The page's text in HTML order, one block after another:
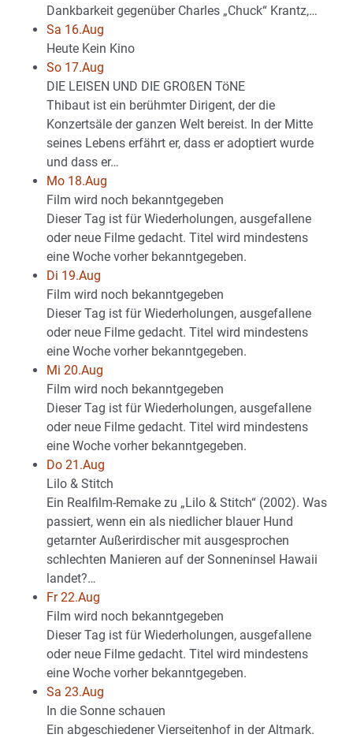
Dankbarkeit gegenüber Charles „Chuck“ Krantz,…
Sa 16.Aug
Heute Kein Kino
So 17.Aug
DIE LEISEN UND DIE GROßEN TöNE
Thibaut ist ein berühmter Dirigent, der die
Konzertsäle der ganzen Welt bereist. In der Mitte
seines Lebens erfährt er, dass er adoptiert wurde
und dass er…
Mo 18.Aug
Film wird noch bekanntgegeben
Dieser Tag ist für Wiederholungen, ausgefallene
oder neue Filme gedacht. Titel wird mindestens
eine Woche vorher bekanntgegeben.
Di 19.Aug
Film wird noch bekanntgegeben
Dieser Tag ist für Wiederholungen, ausgefallene
oder neue Filme gedacht. Titel wird mindestens
eine Woche vorher bekanntgegeben.
Mi 20.Aug
Film wird noch bekanntgegeben
Dieser Tag ist für Wiederholungen, ausgefallene
oder neue Filme gedacht. Titel wird mindestens
eine Woche vorher bekanntgegeben.
Do 21.Aug
Lilo & Stitch
Ein Realfilm-Remake zu „Lilo & Stitch“ (2002). Was
passiert, wenn ein als niedlicher blauer Hund
getarnter Außerirdischer mit ausgesprochen
schlechten Manieren auf der Sonneninsel Hawaii
landet?…
Fr 22.Aug
Film wird noch bekanntgegeben
Dieser Tag ist für Wiederholungen, ausgefallene
oder neue Filme gedacht. Titel wird mindestens
eine Woche vorher bekanntgegeben.
Sa 23.Aug
In die Sonne schauen
Ein abgeschiedener Vierseitenhof in der Altmark.